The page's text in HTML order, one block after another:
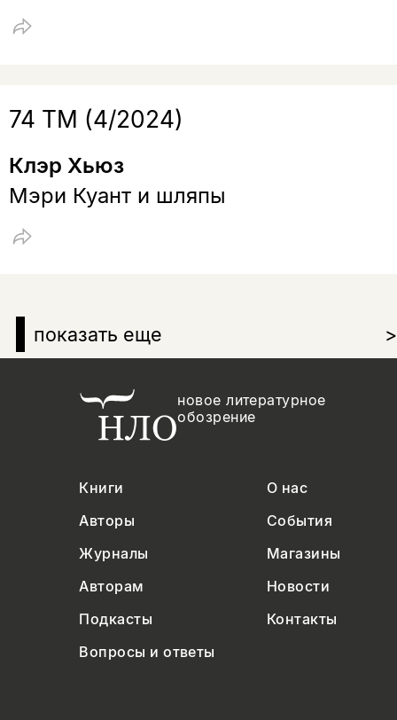
показать еще >
74 ТМ (4/2024)
Клэр Хьюз
Мэри Куант и шляпы
новое литературное
обозрение
Книги
О нас
Авторы
События
Журналы
Магазины
Авторам
Новости
Подкасты
Контакты
Вопросы и ответы